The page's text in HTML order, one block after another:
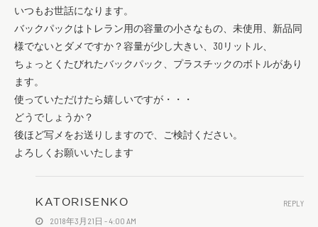
いつもお世話になります。
バックパックはトレラン用の容量の小さなもの、未使用、新品同
様でないとダメですか？容量が少し大きい、30リットル、
ちょっとくたびれたバックパック、プラスチックのボトルがあり
ます。
使っていただけたら嬉しいですが・・・
どうでしょうか？
後ほど写メをお送りしますので、ご検討ください。
よろしくお願いいたします
KATORISENKO
2018年3月21日 - 4:00 AM
REPLY